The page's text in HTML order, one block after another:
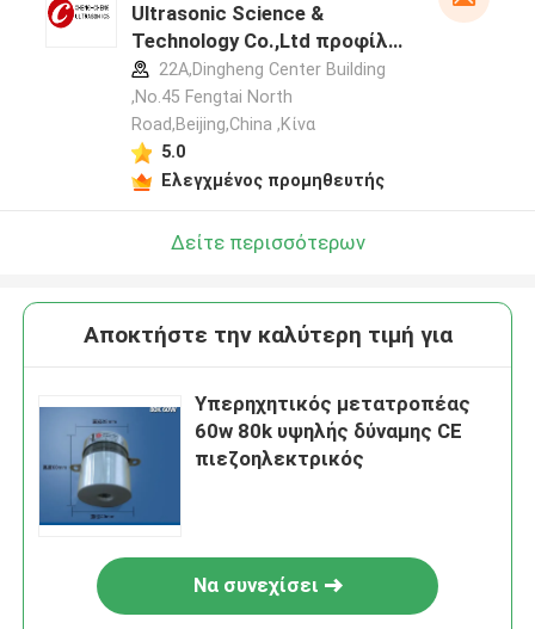
Ultrasonic Science &
Technology Co.,Ltd προφίλ
κατασκευαστή
22A,Dingheng Center Building
,No.45 Fengtai North
Road,Beijing,China ,Κίνα
5.0
Ελεγχμένος προμηθευτής
Δείτε περισσότερων
Αποκτήστε την καλύτερη τιμή για
Υπερηχητικός μετατροπέας
60w 80k υψηλής δύναμης CE
πιεζοηλεκτρικός
Να συνεχίσει